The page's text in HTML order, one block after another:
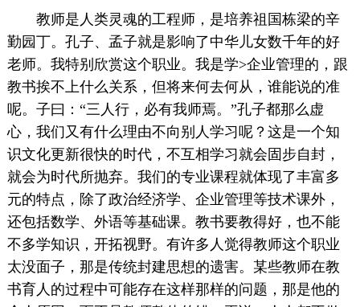
教师是人类灵魂的工程师，是培养祖国栋梁的辛
勤园丁。孔子、孟子就是影响了中华儿女数千年的好
老师。我特别欣赏这个职业。我是学>企业管理的，跟
教书挨不上什么关系，但将来何去何从，谁能说的准
呢。子曰：“三人行，必有我师焉。”孔子都那么虚
心，我们又有什么理由不向别人学习呢？这是一个知
识文化更新很快的时代，不互相学习就会固步自封，
就会为时代所抛弃。我们的专业课程就体现了丰富多
元的特点，除了政治经济学、企业管理等技术课外，
还包括数学、外语等基础课。教书要教得好，也不能
不多学知识，开拓视野。有许多人觉得教师这个职业
太没面子，那是传统封建思想的遗害。某些教师在教
书育人的过程中可能存在这样那样的问题，那是他的